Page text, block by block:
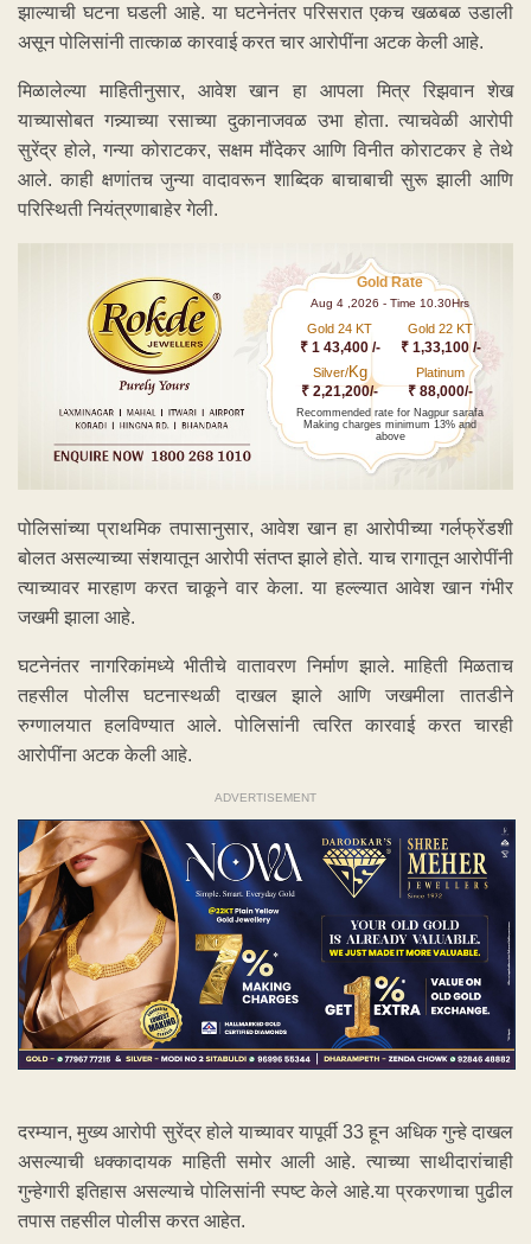
झाल्याची घटना घडली आहे. या घटनेनंतर परिसरात एकच खळबळ उडाली
असून पोलिसांनी तात्काळ कारवाई करत चार आरोपींना अटक केली आहे.
मिळालेल्या माहितीनुसार, आवेश खान हा आपला मित्र रिझवान शेख
याच्यासोबत गन्न्याच्या रसाच्या दुकानाजवळ उभा होता. त्याचवेळी आरोपी
सुरेंद्र होले, गन्या कोराटकर, सक्षम मौंदेकर आणि विनीत कोराटकर हे तेथे
आले. काही क्षणांतच जुन्या वादावरून शाब्दिक बाचाबाची सुरू झाली आणि
परिस्थिती नियंत्रणाबाहेर गेली.
Gold Rate
Aug 4 ,2026 - Time 10.30Hrs
Gold 24 KT
₹ 1 43,400 /-
Gold 22 KT
₹ 1,33,100 /-
Silver/Kg
₹ 2,21,200/-
Platinum
₹ 88,000/-
Recommended rate for Nagpur sarafa
Making charges minimum 13% and
above
पोलिसांच्या प्राथमिक तपासानुसार, आवेश खान हा आरोपीच्या गर्लफ्रेंडशी
बोलत असल्याच्या संशयातून आरोपी संतप्त झाले होते. याच रागातून आरोपींनी
त्याच्यावर मारहाण करत चाकूने वार केला. या हल्ल्यात आवेश खान गंभीर
जखमी झाला आहे.
घटनेनंतर नागरिकांमध्ये भीतीचे वातावरण निर्माण झाले. माहिती मिळताच
तहसील पोलीस घटनास्थळी दाखल झाले आणि जखमीला तातडीने
रुग्णालयात हलविण्यात आले. पोलिसांनी त्वरित कारवाई करत चारही
आरोपींना अटक केली आहे.
ADVERTISEMENT
दरम्यान, मुख्य आरोपी सुरेंद्र होले याच्यावर यापूर्वी 33 हून अधिक गुन्हे दाखल
असल्याची धक्कादायक माहिती समोर आली आहे. त्याच्या साथीदारांचाही
गुन्हेगारी इतिहास असल्याचे पोलिसांनी स्पष्ट केले आहे.या प्रकरणाचा पुढील
तपास तहसील पोलीस करत आहेत.